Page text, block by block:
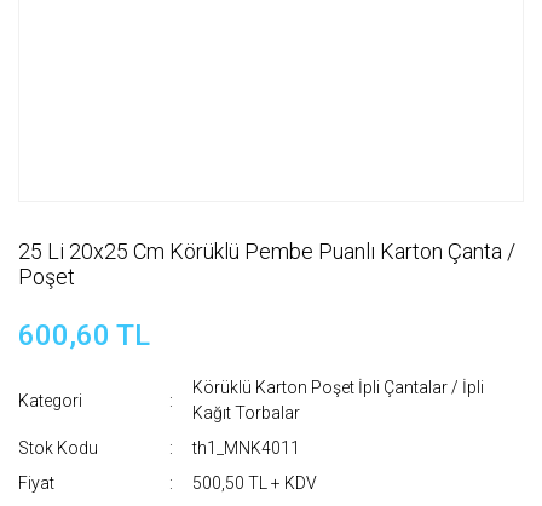
25 Li 20x25 Cm Körüklü Pembe Puanlı Karton Çanta /
Poşet
600,60 TL
Kategori
Körüklü Karton Poşet İpli Çantalar / İpli
Kağıt Torbalar
Stok Kodu
th1_MNK4011
Fiyat
500,50 TL + KDV